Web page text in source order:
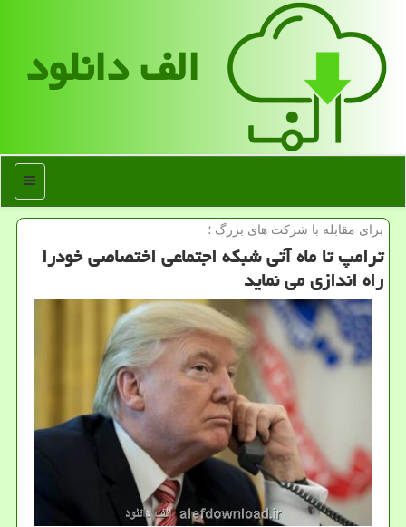
الف دانلود
منو
برای مقابله با شركت های بزرگ ؛
ترامپ تا ماه آتی شبکه اجتماعی اختصاصی خودرا
راه اندازی می نماید